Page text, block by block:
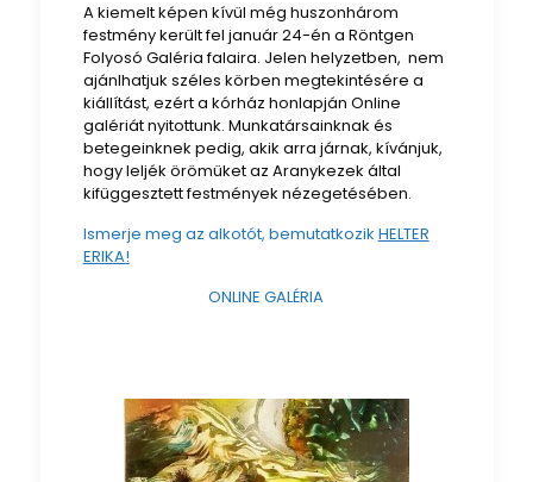
A kiemelt képen kívül még huszonhárom
festmény került fel január 24-én a Röntgen
Folyosó Galéria falaira. Jelen helyzetben, nem
ajánlhatjuk széles körben megtekintésére a
kiállítást, ezért a kórház honlapján Online
galériát nyitottunk. Munkatársainknak és
betegeinknek pedig, akik arra járnak, kívánjuk,
hogy leljék örömüket az Aranykezek által
kifüggesztett festmények nézegetésében.
Ismerje meg az alkotót, bemutatkozik HELTER
ERIKA!
ONLINE GALÉRIA